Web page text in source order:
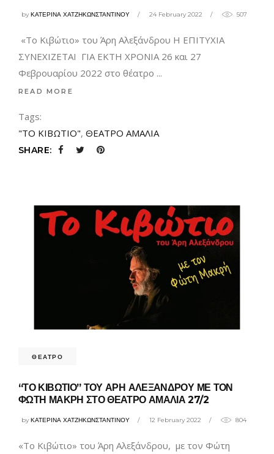
byΚΑΤΕΡΙΝΑ ΧΑΤΖΗΚΩΝΣΤΑΝΤΙΝΟΥ 24 February 2022 507
«Το Κιβώτιο» του Άρη Αλεξάνδρου Η ΕΠΙΤΥΧΙΑ
ΣΥΝΕΧΙΖΕΤΑΙ ΓΙΑ ΕΚΤΗ ΧΡΟΝΙΑ 26 και 27
Φεβρουαρίου 2022 στο θέατρο
READ MORE
Tags:
"ΤΟ ΚΙΒΩΤΙΟ", ΘΕΑΤΡΟ ΑΜΑΛΙΑ
SHARE:
ΘΕΑΤΡΟ
“ΤΟ ΚΙΒΩΤΙΟ” ΤΟΥ ΑΡΗ ΑΛΕΞΑΝΔΡΟΥ ΜΕ ΤΟΝ
ΦΩΤΗ ΜΑΚΡΗ ΣΤΟ ΘΕΑΤΡΟ ΑΜΑΛΙΑ 27/2
byΚΑΤΕΡΙΝΑ ΧΑΤΖΗΚΩΝΣΤΑΝΤΙΝΟΥ 12 February 2022 804
«Το Κιβώτιο» του Άρη Αλεξάνδρου, με τον Φώτη